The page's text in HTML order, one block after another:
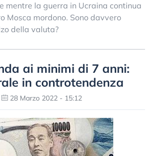
mentre la guerra in Ucraina continua
Mosca mordono. Sono davvero
della valuta?
ai minimi di 7 anni:
in controtendenza
28 Marzo 2022 - 15:12